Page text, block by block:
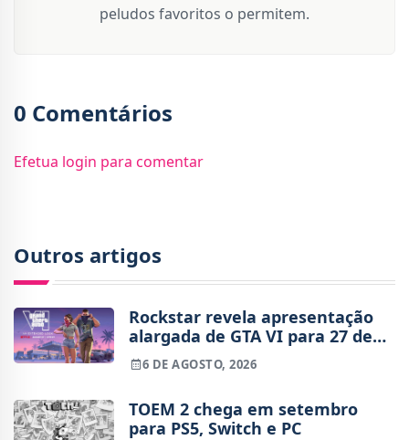
peludos favoritos o permitem.
0 Comentários
Efetua login para comentar
Outros artigos
Rockstar revela apresentação
alargada de GTA VI para 27 de
agosto
6 DE AGOSTO, 2026
TOEM 2 chega em setembro
para PS5, Switch e PC